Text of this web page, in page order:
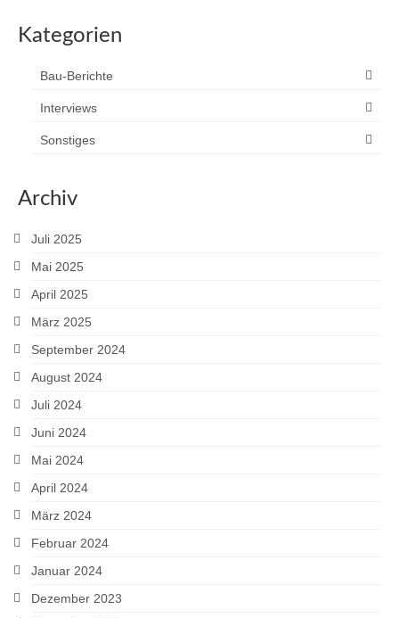
Kategorien
Bau-Berichte
Interviews
Sonstiges
Archiv
Juli 2025
Mai 2025
April 2025
März 2025
September 2024
August 2024
Juli 2024
Juni 2024
Mai 2024
April 2024
März 2024
Februar 2024
Januar 2024
Dezember 2023